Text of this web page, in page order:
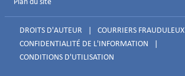
Plan du site
DROITS D'AUTEUR COURRIERS FRAUDULEUX
CONFIDENTIALITÉ DE L'INFORMATION
CONDITIONS D'UTILISATION